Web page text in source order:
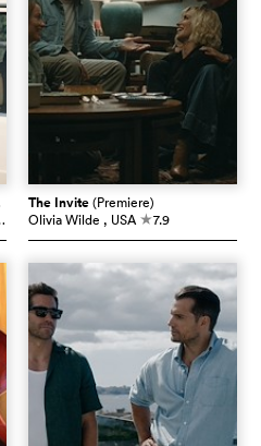
(Premiere)
The Invite(Premiere)
Olivia Wilde , USA c7.9